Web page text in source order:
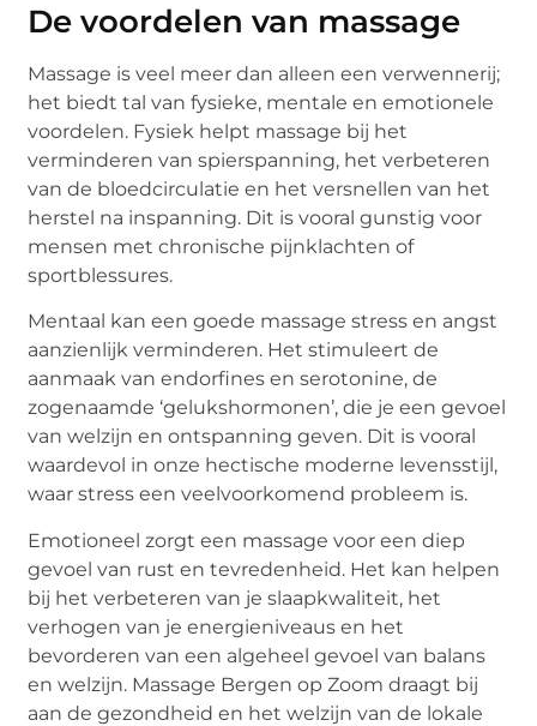
De voordelen van massage
Massage is veel meer dan alleen een verwennerij;
het biedt tal van fysieke, mentale en emotionele
voordelen. Fysiek helpt massage bij het
verminderen van spierspanning, het verbeteren
van de bloedcirculatie en het versnellen van het
herstel na inspanning. Dit is vooral gunstig voor
mensen met chronische pijnklachten of
sportblessures.
Mentaal kan een goede massage stress en angst
aanzienlijk verminderen. Het stimuleert de
aanmaak van endorfines en serotonine, de
zogenaamde ‘gelukshormonen’, die je een gevoel
van welzijn en ontspanning geven. Dit is vooral
waardevol in onze hectische moderne levensstijl,
waar stress een veelvoorkomend probleem is.
Emotioneel zorgt een massage voor een diep
gevoel van rust en tevredenheid. Het kan helpen
bij het verbeteren van je slaapkwaliteit, het
verhogen van je energieniveaus en het
bevorderen van een algeheel gevoel van balans
en welzijn. Massage Bergen op Zoom draagt bij
aan de gezondheid en het welzijn van de lokale